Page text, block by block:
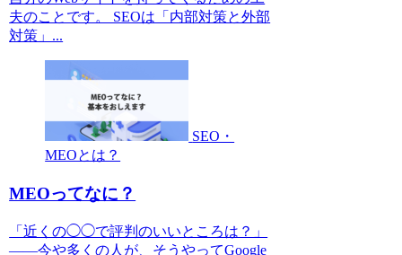
夫のことです。 SEOは「内部対策と外部
対策」...
SEO・
MEOとは？
MEOってなに？
「近くの◯◯で評判のいいところは？」
——今や多くの人が、そうやってGoogle